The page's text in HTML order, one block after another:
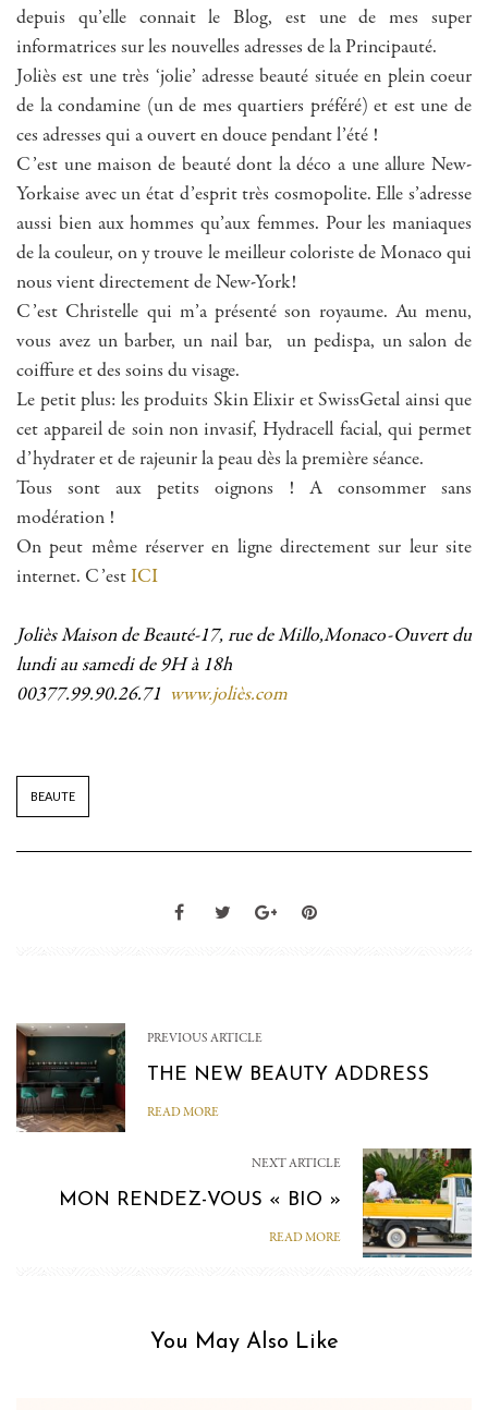
depuis qu’elle connait le Blog, est une de mes super
informatrices sur les nouvelles adresses de la Principauté.
Joliès est une très ‘jolie’ adresse beauté située en plein coeur
de la condamine (un de mes quartiers préféré) et est une de
ces adresses qui a ouvert en douce pendant l’été !
C’est une maison de beauté dont la déco a une allure New-
Yorkaise avec un état d’esprit très cosmopolite. Elle s’adresse
aussi bien aux hommes qu’aux femmes. Pour les maniaques
de la couleur, on y trouve le meilleur coloriste de Monaco qui
nous vient directement de New-York!
C’est Christelle qui m’a présenté son royaume. Au menu,
vous avez un barber, un nail bar, un pedispa, un salon de
coiffure et des soins du visage.
Le petit plus: les produits Skin Elixir et SwissGetal ainsi que
cet appareil de soin non invasif, Hydracell facial, qui permet
d’hydrater et de rajeunir la peau dès la première séance.
Tous sont aux petits oignons ! A consommer sans
modération !
On peut même réserver en ligne directement sur leur site
internet. C’est ICI
Joliès Maison de Beauté-17, rue de Millo,Monaco-Ouvert du
lundi au samedi de 9H à 18h
00377.99.90.26.71
www.joliès.com
BEAUTE
PREVIOUS ARTICLE
THE NEW BEAUTY ADDRESS
READ MORE
NEXT ARTICLE
MON RENDEZ-VOUS « BIO »
READ MORE
You May Also Like